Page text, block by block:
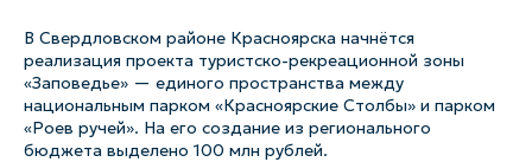
В Свердловском районе Красноярска начнётся
реализация проекта туристско-рекреационной зоны
«Заповедье» — единого пространства между
национальным парком «Красноярские Столбы» и парком
«Роев ручей». На его создание из регионального
бюджета выделено 100 млн рублей.